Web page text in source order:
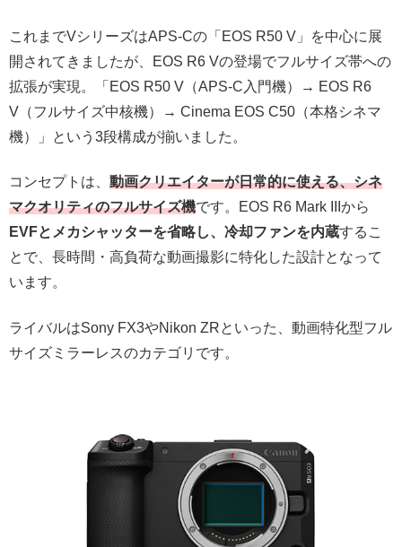
これまでVシリーズはAPS-Cの「EOS R50 V」を中心に展
開されてきましたが、EOS R6 Vの登場でフルサイズ帯への
拡張が実現。「EOS R50 V（APS-C入門機）→ EOS R6
V（フルサイズ中核機）→ Cinema EOS C50（本格シネマ
機）」という3段構成が揃いました。
コンセプトは、 動画クリエイターが日常的に使える、シネ
マクオリティのフルサイズ機です。EOS R6 Mark IIIから
EVFとメカシャッターを省略し、冷却ファンを内蔵するこ
とで、長時間・高負荷な動画撮影に特化した設計となって
います。
ライバルはSony FX3やNikon ZRといった、動画特化型フル
サイズミラーレスのカテゴリです。